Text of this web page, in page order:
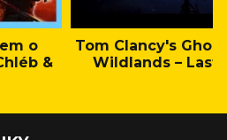
o
&
Tom Clancy's
Wildlands – Last